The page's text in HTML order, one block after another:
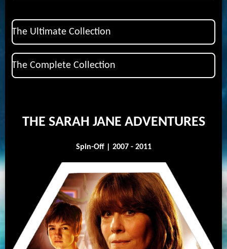
The Ultimate Collection
The Complete Collection
THE SARAH JANE ADVENTURES
Spin-Off | 2007 - 2011